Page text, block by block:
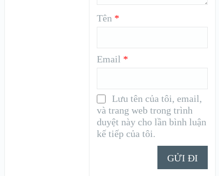
Tên *
Email *
Lưu tên của tôi, email,
và trang web trong trình
duyệt này cho lần bình luận
kế tiếp của tôi.